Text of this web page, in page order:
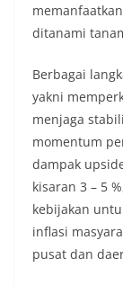
ditanami
Berbagai
yakni
menjaga
momentum
dampak
kisaran 3 – 5
kebijakan
inflasi
pusat dan